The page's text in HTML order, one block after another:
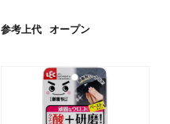
参考上代 オープン